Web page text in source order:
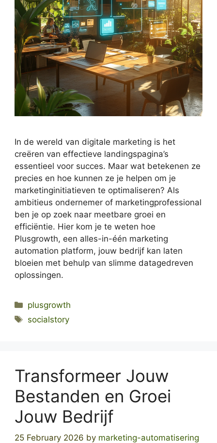
In de wereld van digitale marketing is het
creëren van effectieve landingspagina’s
essentieel voor succes. Maar wat betekenen ze
precies en hoe kunnen ze je helpen om je
marketinginitiatieven te optimaliseren? Als
ambitieus ondernemer of marketingprofessional
ben je op zoek naar meetbare groei en
efficiëntie. Hier kom je te weten hoe
Plusgrowth, een alles-in-één marketing
automation platform, jouw bedrijf kan laten
bloeien met behulp van slimme datagedreven
oplossingen.
Categories
plusgrowth
Tags
socialstory
Transformeer Jouw
Bestanden en Groei
Jouw Bedrijf
25 February 2026 by marketing-automatisering